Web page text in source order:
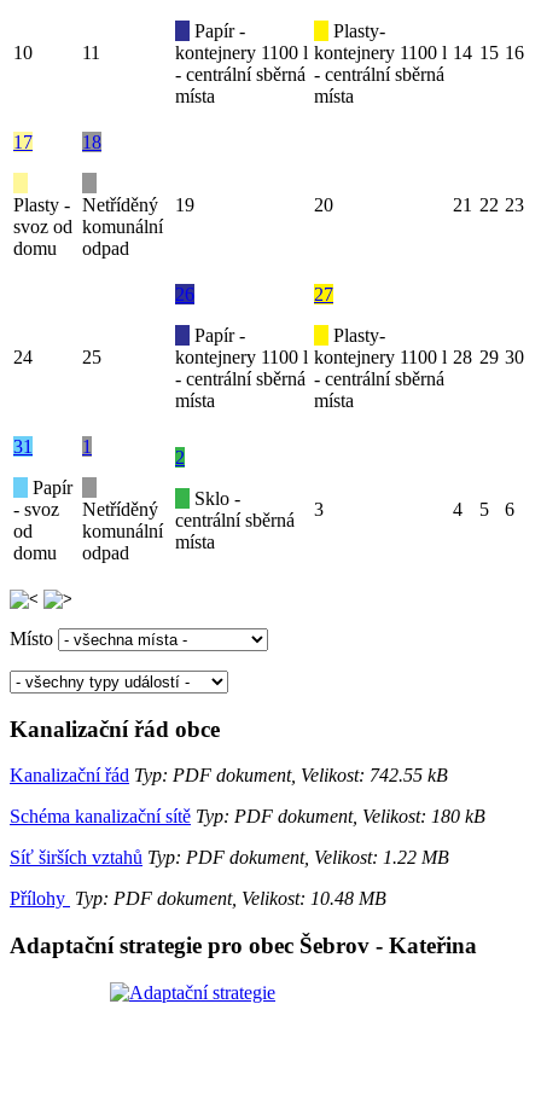
10 11
Papír -
kontejnery 1100 l
- centrální sběrná
místa
Plasty-
kontejnery 1100 l
- centrální sběrná
místa
14 15 16
17
Plasty -
svoz od
domu
18
Netříděný
komunální
odpad
19 20 21 22 23
24 25
26
Papír -
kontejnery 1100 l
- centrální sběrná
místa
27
Plasty-
kontejnery 1100 l
- centrální sběrná
místa
28 29 30
31
Papír
- svoz
od
domu
1
Netříděný
komunální
odpad
2
Sklo -
centrální sběrná
místa
3 4 5 6
Místo
Kanalizační řád obce
Kanalizační řád Typ: PDF dokument, Velikost: 742.55 kB
Schéma kanalizační sítě Typ: PDF dokument, Velikost: 180 kB
Síť širších vztahů Typ: PDF dokument, Velikost: 1.22 MB
Přílohy Typ: PDF dokument, Velikost: 10.48 MB
Adaptační strategie pro obec Šebrov - Kateřina